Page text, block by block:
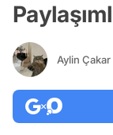
Aylin Çakar